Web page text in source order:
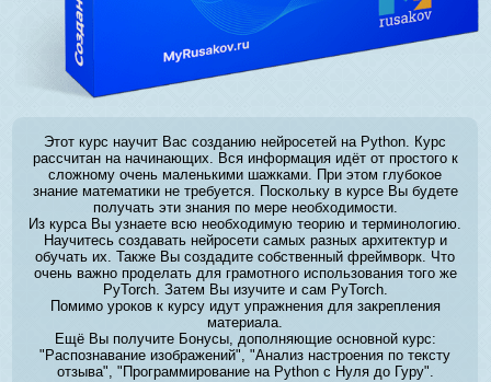
Этот курс научит Вас созданию нейросетей на Python. Курс
рассчитан на начинающих. Вся информация идёт от простого к
сложному очень маленькими шажками. При этом глубокое
знание математики не требуется. Поскольку в курсе Вы будете
получать эти знания по мере необходимости.
Из курса Вы узнаете всю необходимую теорию и терминологию.
Научитесь создавать нейросети самых разных архитектур и
обучать их. Также Вы создадите собственный фреймворк. Что
очень важно проделать для грамотного использования того же
PyTorch. Затем Вы изучите и сам PyTorch.
Помимо уроков к курсу идут упражнения для закрепления
материала.
Ещё Вы получите Бонусы, дополняющие основной курс:
"Распознавание изображений", "Анализ настроения по тексту
отзыва", "Программирование на Python с Нуля до Гуру".